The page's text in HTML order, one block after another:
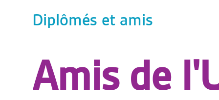
Diplômés et amis
Amis de